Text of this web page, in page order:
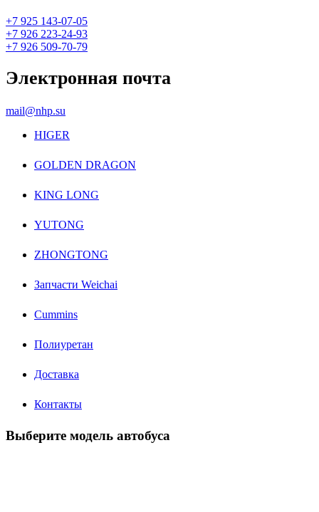
+7 925 143-07-05
+7 926 223-24-93
+7 926 509-70-79
Электронная почта
mail@nhp.su
HIGER
GOLDEN DRAGON
KING LONG
YUTONG
ZHONGTONG
Запчасти Weichai
Cummins
Полиуретан
Доставка
Контакты
Выберите модель автобуса